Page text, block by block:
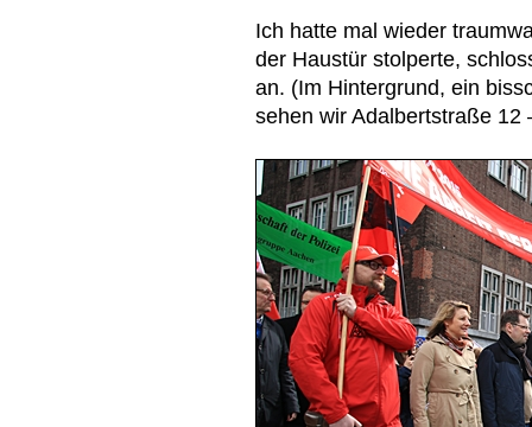
Ich hatte mal wieder
der Haustür stolperte,
an. (Im Hintergrund, ein
sehen wir Adalbertstraße 12